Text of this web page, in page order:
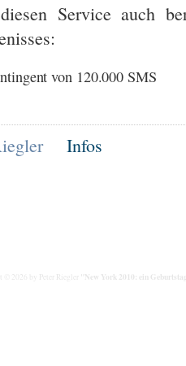
Service auch
von 120.000 SMS
Infos
© 2026 by Peter Riegler "New York 2010: ein